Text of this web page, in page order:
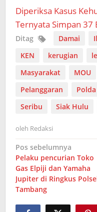
Diperiksa Kasus
Ternyata Simpan 37
Ditag Damai
KEN
kerugian
Masyarakat
MOU
Pelanggaran
Seribu
Siak Hulu
oleh Redaksi
Navigasi
pos
Pos sebelumnya
Pelaku pencurian Toko
Gas Elpiji dan Yamaha
Jupiter di Ringkus
Tambang